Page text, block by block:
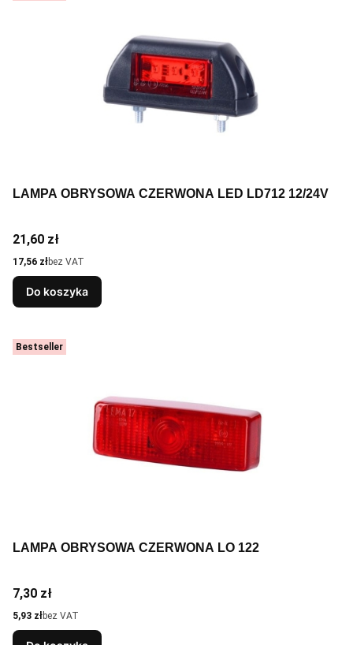
LAMPA OBRYSOWA CZERWONA LED LD712 12/24V
Cena
21,60 zł
Cena
17,56 złbez VAT
Do koszyka
Bestseller
LAMPA OBRYSOWA CZERWONA LO 122
Cena
7,30 zł
Cena
5,93 złbez VAT